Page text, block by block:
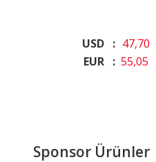
USD : 47,70
EUR : 55,05
Sponsor Ürünler